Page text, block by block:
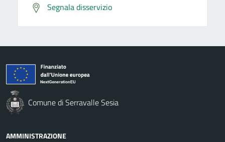
Segnala disservizio
Comune di Serravalle Sesia
AMMINISTRAZIONE